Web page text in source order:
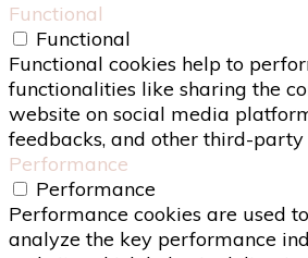
Functional
Functional
Functional cookies help to
functionalities like sharing the
website on social media
feedbacks, and other third-party
Performance
Performance
Performance cookies are used
analyze the key performance